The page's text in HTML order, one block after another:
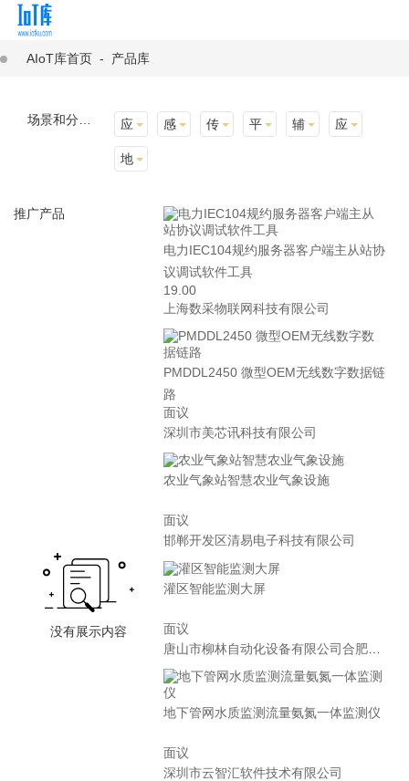
AIoT库首页 - 产品库
应用场景 感知层 传输层 平台层 辅助产品与材料 应用终端
地址选择
推广产品
电力IEC104规约服务器客户端主从站协
议调试软件工具
19.00
上海数采物联网科技有限公司
PMDDL2450 微型OEM无线数字数据链
路
面议
深圳市美芯讯科技有限公司
农业气象站智慧农业气象设施
面议
邯郸开发区清易电子科技有限公司
灌区智能监测大屏
面议
地下管网水质监测流量氨氮一体监测仪
面议
深圳市云智汇软件技术有限公司